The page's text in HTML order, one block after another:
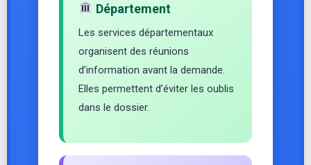
Département
Les services départementaux
organisent des réunions
d’information avant la demande.
Elles permettent d’éviter les oublis
dans le dossier.